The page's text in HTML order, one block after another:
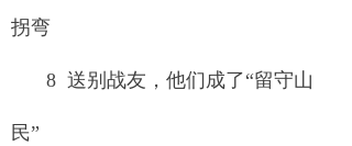
拐弯
8 送别战友，他们成了“留守山
民”